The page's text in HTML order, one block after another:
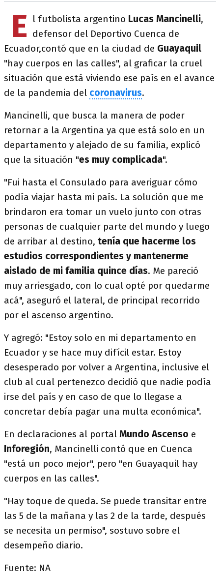
E l futbolista argentino Lucas Mancinelli,
defensor del Deportivo Cuenca de
Ecuador,contó que en la ciudad de Guayaquil
"hay cuerpos en las calles", al graficar la cruel
situación que está viviendo ese país en el avance
de la pandemia del coronavirus.
Mancinelli, que busca la manera de poder
retornar a la Argentina ya que está solo en un
departamento y alejado de su familia, explicó
que la situación "es muy complicada".
"Fui hasta el Consulado para averiguar cómo
podía viajar hasta mi país. La solución que me
brindaron era tomar un vuelo junto con otras
personas de cualquier parte del mundo y luego
de arribar al destino, tenía que hacerme los
estudios correspondientes y mantenerme
aislado de mi familia quince días. Me pareció
muy arriesgado, con lo cual opté por quedarme
acá", aseguró el lateral, de principal recorrido
por el ascenso argentino.
Y agregó: "Estoy solo en mi departamento en
Ecuador y se hace muy difícil estar. Estoy
desesperado por volver a Argentina, inclusive el
club al cual pertenezco decidió que nadie podía
irse del país y en caso de que lo llegase a
concretar debía pagar una multa económica".
En declaraciones al portal Mundo Ascenso e
Inforegión, Mancinelli contó que en Cuenca
"está un poco mejor", pero "en Guayaquil hay
cuerpos en las calles".
"Hay toque de queda. Se puede transitar entre
las 5 de la mañana y las 2 de la tarde, después
se necesita un permiso", sostuvo sobre el
desempeño diario.
Fuente: NA